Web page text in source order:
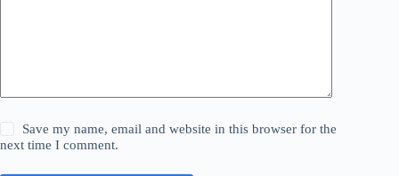
Save my name, email and website in this browser for the
next time I comment.